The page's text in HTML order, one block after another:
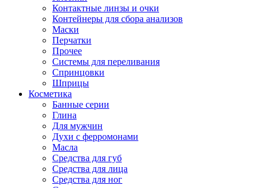
Контактные линзы и очки
Контейнеры для сбора анализов
Маски
Перчатки
Прочее
Системы для переливания
Спринцовки
Шприцы
Косметика
Банные серии
Глина
Для мужчин
Духи с ферромонами
Масла
Средства для губ
Средства для лица
Средства для ног